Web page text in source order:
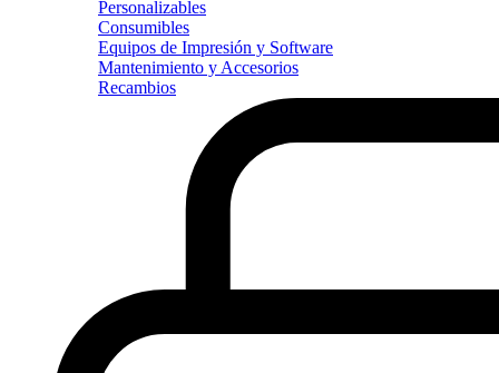
Personalizables
Consumibles
Equipos de Impresión y Software
Mantenimiento y Accesorios
Recambios